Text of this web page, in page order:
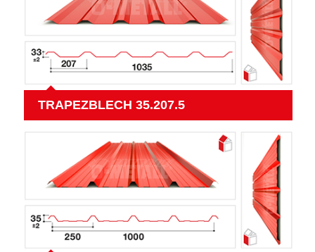
TRAPEZBLECH 35.207.5